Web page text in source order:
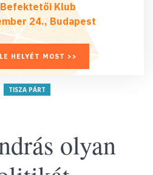
Klub
24., Budapest
HELYÉT MOST >>
TISZA PÁRT
olyan